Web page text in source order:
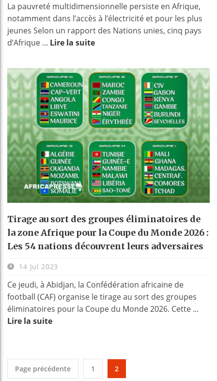
La pauvreté multidimensionnelle persiste en Afrique,
notamment dans l’accès à l’électricité et pour les plus
jeunes Selon un rapport des Nations unies, cinq pays
d’Afrique ... Lire la suite
Tirage au sort des groupes éliminatoires de
la zone Afrique pour la Coupe du Monde 2026 :
Les 54 nations découvrent leurs adversaires
14 Jul 2023
Ce jeudi, à Abidjan, la Confédération africaine de
football (CAF) organise le tirage au sort des groupes
éliminatoires pour la Coupe du Monde 2026. Cette ...
Lire la suite
Page précédente 1 2